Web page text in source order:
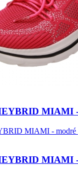
MIAMI
MIAMI